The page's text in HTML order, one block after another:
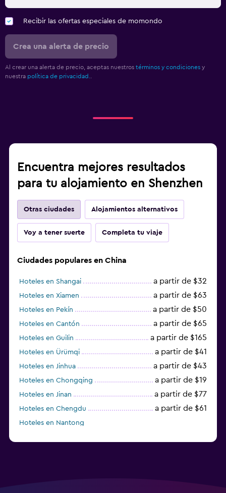
Recibir las ofertas especiales de momondo
Crea una alerta de precio
Al crear una alerta de precio, aceptas nuestros términos y condiciones y
nuestra política de privacidad.
Encuentra mejores resultados
para tu alojamiento en Shenzhen
Otras ciudades Alojamientos alternativos
Voy a tener suerte Completa tu viaje
Ciudades populares en China
Hoteles en Shangai a partir de $32
Hoteles en Xiamen a partir de $63
Hoteles en Pekín a partir de $50
Hoteles en Cantón a partir de $65
Hoteles en Guilin a partir de $165
Hoteles en Ürümqi a partir de $41
Hoteles en Jinhua a partir de $43
Hoteles en Chongqing a partir de $19
Hoteles en Jinan a partir de $77
Hoteles en Chengdu a partir de $61
Hoteles en Nantong